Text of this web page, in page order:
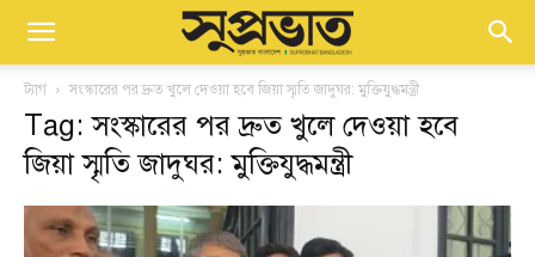
ট্যাগ সংস্কারের পর দ্রুত খুলে দেওয়া হবে জিয়া স্মৃতি জাদুঘর: মুক্তিযুদ্ধমন্ত্রী
Tag: সংস্কারের পর দ্রুত খুলে দেওয়া হবে
জিয়া স্মৃতি জাদুঘর: মুক্তিযুদ্ধমন্ত্রী